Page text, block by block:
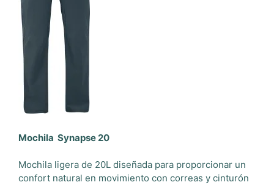
Mochila Synapse 20
Mochila ligera de 20L diseñada para proporcionar un
confort natural en movimiento con correas y cinturón